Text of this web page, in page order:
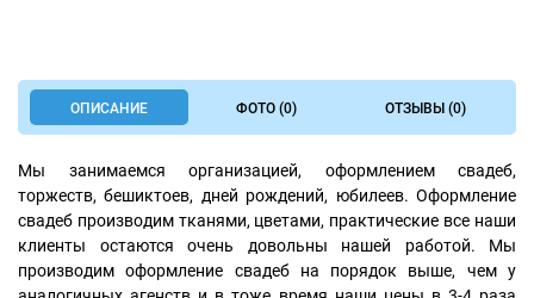
ОПИСАНИЕ ФОТО (0) ОТЗЫВЫ (0)
Мы занимаемся организацией, оформлением свадеб,
торжеств, бешиктоев, дней рождений, юбилеев. Оформление
свадеб производим тканями, цветами, практические все наши
клиенты остаются очень довольны нашей работой. Мы
производим оформление свадеб на порядок выше, чем у